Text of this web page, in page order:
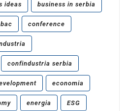
ideas business in serbia
conference
confindustria serbia
economia
energia ESG